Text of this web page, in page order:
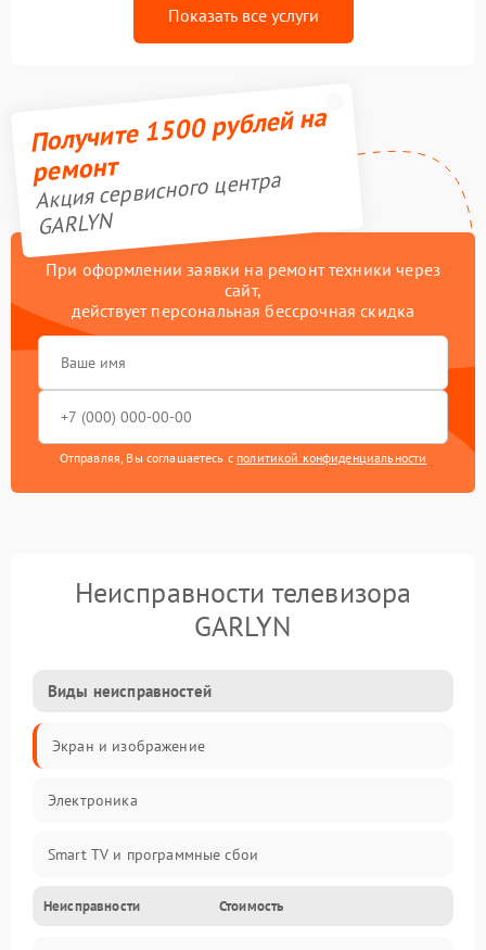
Показать все услуги
Получите 1500 рублей на
ремонт
Акция сервисного центра
GARLYN
При оформлении заявки на ремонт техники через
сайт,
действует персональная бессрочная скидка
Отправляя, Вы соглашаетесь с политикой конфиденциальности
Неисправности телевизора
GARLYN
Виды неисправностей
Экран и изображение
Электроника
Smart TV и программные сбои
Питание и запуск
Неисправности Стоимость